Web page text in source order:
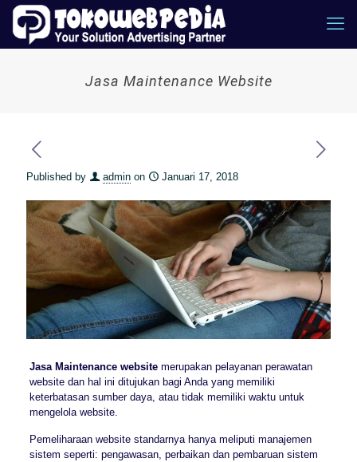
Jasa Maintenance Website
Published by admin on Januari 17, 2018
Jasa Maintenance websitemerupakan pelayanan perawatan
website dan hal ini ditujukan bagi Anda yang memiliki
keterbatasan sumber daya, atau tidak memiliki waktu untuk
mengelola website.
Pemeliharaan website standarnya hanya meliputi manajemen
sistem seperti: pengawasan, perbaikan dan pembaruan sistem